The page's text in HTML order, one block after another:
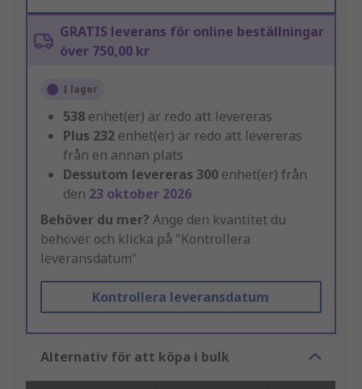
GRATIS leverans för online beställningar
över 750,00 kr
I lager
538 enhet(er) är redo att levereras
Plus 232 enhet(er) är redo att levereras
från en annan plats
Dessutom levereras 300 enhet(er) från
den 23 oktober 2026
Behöver du mer? Ange den kvantitet du
behöver och klicka på "Kontrollera
leveransdatum"
Kontrollera leveransdatum
Alternativ för att köpa i bulk